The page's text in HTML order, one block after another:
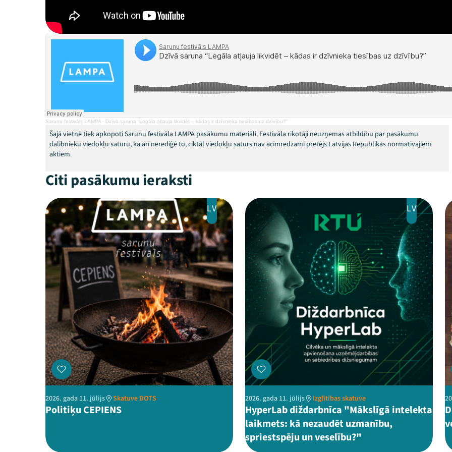
Sarunu festivāls LAMPA · Dzīvā saruna “Legāla atļauja likvidēt – kādas ir dzīvnieka tiesības uz dzīvību?”
Šajā vietnē tiek apkopoti Sarunu festivāla LAMPA pasākumu materiāli. Festivāla rīkotāji neuzņemas atbildību par pasākumu
dalībnieku viedokļu saturu, kā arī nerediģē to, ciktāl viedokļu saturs nav acīmredzami pretējs Latvijas Republikas normatīvajiem
aktiem.
Citi pasākumu ieraksti
LV
2026. gada 11. jūlijs Skatuve DOTS
Politiķu CEPIENS
LV
2026. gada 11. jūlijs Izglītības skatuve
HyperLab diždarbnīca "Mākslīgā intelekta
laikmets: kā nezaudēt uzmanību,
spriestspēju un veselību?"